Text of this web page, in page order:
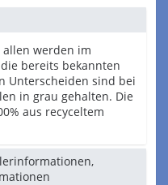
allen werden im
bereits bekannten
Unterscheiden sind bei
in grau gehalten. Die
aus recyceltem